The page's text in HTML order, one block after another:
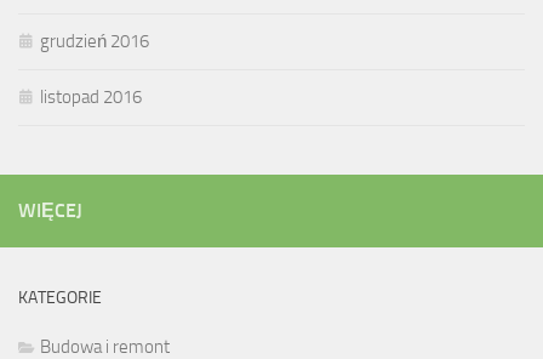
grudzień 2016
listopad 2016
WIĘCEJ
KATEGORIE
Budowa i remont